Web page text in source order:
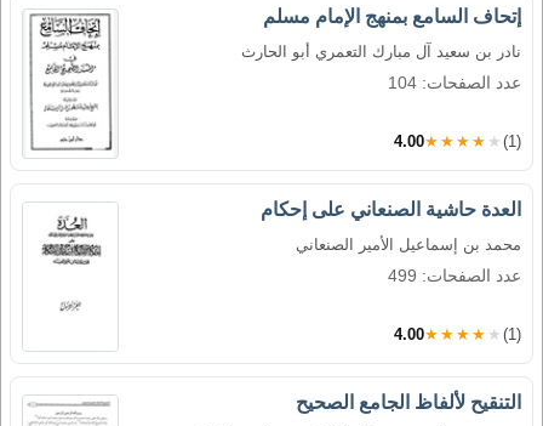
إتحاف السامع بمنهج الإمام مسلم
نادر بن سعيد آل مبارك التعمري أبو الحارث
عدد الصفحات: 104
4.00★★★★★ (1)
العدة حاشية الصنعاني على إحكام
محمد بن إسماعيل الأمير الصنعاني
عدد الصفحات: 499
4.00★★★★★ (1)
التنقيح لألفاظ الجامع الصحيح